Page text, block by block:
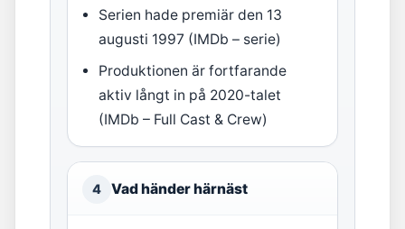
Serien hade premiär den 13
augusti 1997 (IMDb – serie)
Produktionen är fortfarande
aktiv långt in på 2020-talet
(IMDb – Full Cast & Crew)
4 Vad händer härnäst